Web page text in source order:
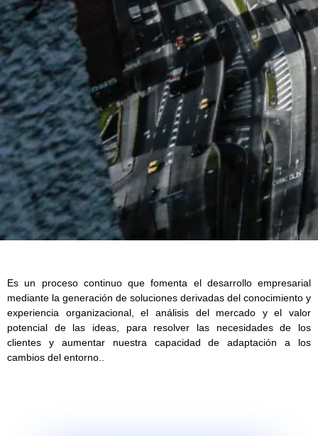
Es un proceso continuo que fomenta el desarrollo empresarial
mediante la generación de soluciones derivadas del conocimiento y
experiencia organizacional, el análisis del mercado y el valor
potencial de las ideas, para resolver las necesidades de los
clientes y aumentar nuestra capacidad de adaptación a los
cambios del entorno..​